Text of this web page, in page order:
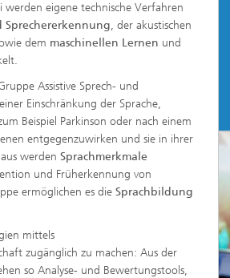
werden eigene technische Verfahren
Sprechererkennung, der akustischen
dem maschinellen Lernen und
Assistive Sprech- und
Einschränkung der Sprache,
Beispiel Parkinson oder nach einem
entgegenzuwirken und sie in ihrer
werden Sprachmerkmale
und Früherkennung von
ermöglichen es die Sprachbildung
mittels
zugänglich zu machen: Aus der
so Analyse- und Bewertungstools,